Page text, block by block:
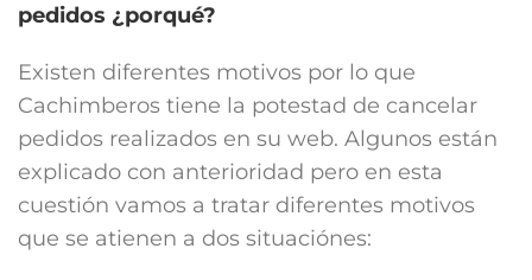
pedidos ¿porqué?
Existen diferentes motivos por lo que
Cachimberos tiene la potestad de cancelar
pedidos realizados en su web. Algunos están
explicado con anterioridad pero en esta
cuestión vamos a tratar diferentes motivos
que se atienen a dos situaciónes: